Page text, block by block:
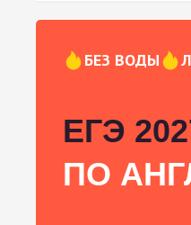
БЕЗ ВОДЫ
ЕГЭ
ПО